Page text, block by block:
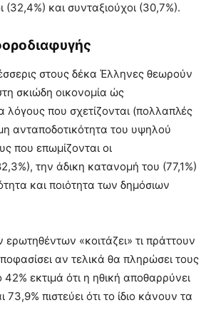
(32,4%) και συνταξιούχοι (30,7%).
στους δέκα Έλληνες θεωρούν
σκιώδη οικονομία ώς
λόγους που σχετίζονται (πολλαπλές
ανταποδοτικότητα του υψηλού
που επωμίζονται οι
την άδικη κατανομή του (77,1%)
και ποιότητα των δημόσιων
«κοιτάζει» τι πράττουν
αν τελικά θα πληρώσει τους
εκτιμά ότι η ηθική αποθαρρύνει
πιστεύει ότι το ίδιο κάνουν τα